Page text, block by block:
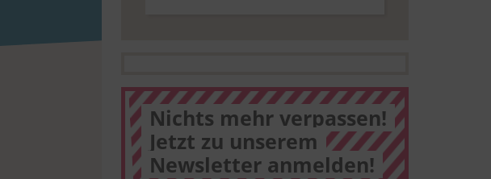
Nichts mehr verpassen!
Jetzt zu unserem
Newsletter anmelden!